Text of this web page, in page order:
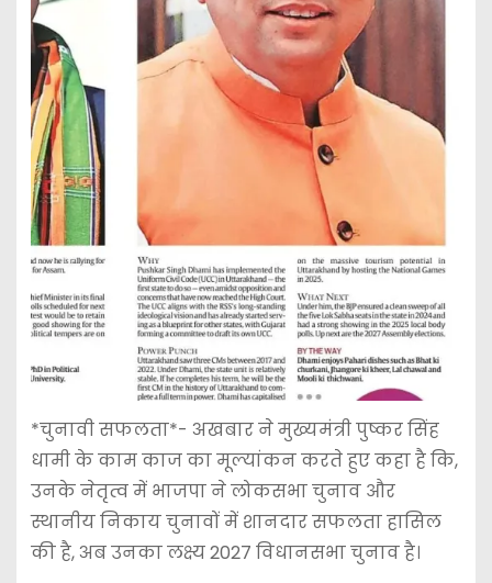
*चुनावी सफलता*- अखबार ने मुख्यमंत्री पुष्कर सिंह
धामी के काम काज का मूल्यांकन करते हुए कहा है कि,
उनके नेतृत्व में भाजपा ने लोकसभा चुनाव और
स्थानीय निकाय चुनावों में शानदार सफलता हासिल
की है, अब उनका लक्ष्य 2027 विधानसभा चुनाव है।